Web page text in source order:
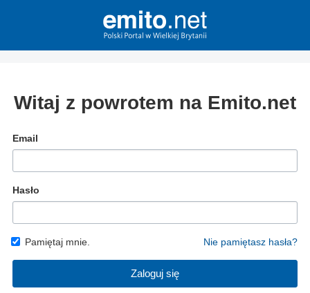
Witaj z powrotem na Emito.net
Email
Hasło
Pamiętaj mnie. Nie pamiętasz hasła?
Zaloguj się